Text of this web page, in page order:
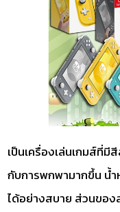
เป็นเครื่องเล่นเกมส์ที่มี
กับการพกพามากขึ้น น้ำ
ได้อย่างสบาย ส่วนของ